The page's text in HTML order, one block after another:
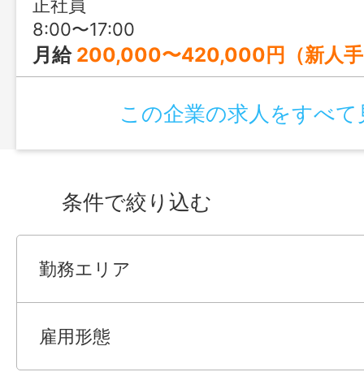
正社員
8:00〜17:00
月給 200,000〜420,000円（新人手当、通勤手当含む
この企業の求人をすべて
条件で絞り込む
勤務エリア
雇用形態